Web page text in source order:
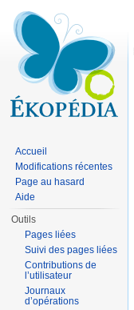
Accueil
Modifications récentes
Page au hasard
Aide
Outils
Pages liées
Suivi des pages liées
Contributions de
l’utilisateur
Journaux
d’opérations